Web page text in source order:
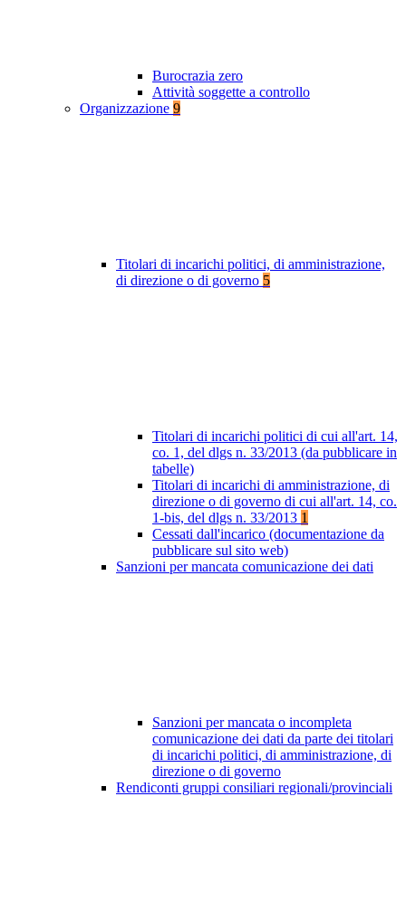
Burocrazia zero
Attività soggette a controllo
Organizzazione 9
Titolari di incarichi politici, di amministrazione,
di direzione o di governo 5
Titolari di incarichi politici di cui all'art. 14,
co. 1, del dlgs n. 33/2013 (da pubblicare in
tabelle)
Titolari di incarichi di amministrazione, di
direzione o di governo di cui all'art. 14, co.
1-bis, del dlgs n. 33/2013 1
Cessati dall'incarico (documentazione da
pubblicare sul sito web)
Sanzioni per mancata comunicazione dei dati
Sanzioni per mancata o incompleta
comunicazione dei dati da parte dei titolari
di incarichi politici, di amministrazione, di
direzione o di governo
Rendiconti gruppi consiliari regionali/provinciali